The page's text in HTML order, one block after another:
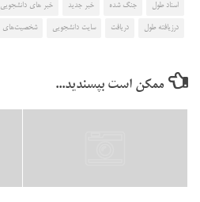
اسناد طول جنگ شده خبر جدید خبر های دانشجویی
درزیافته طول دریافت سایت دانشجویی شخصیت‌های
ممکن است بپسندید...